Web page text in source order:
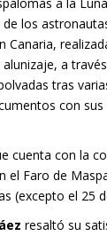
los
Canaria,
a
tras
con sus
cuenta con la
el Faro de
(excepto el 25
resaltó su